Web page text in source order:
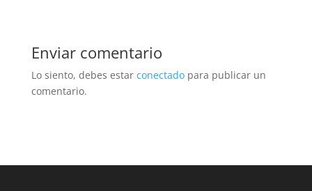
Enviar comentario
Lo siento, debes estar conectadopara publicar un
comentario.